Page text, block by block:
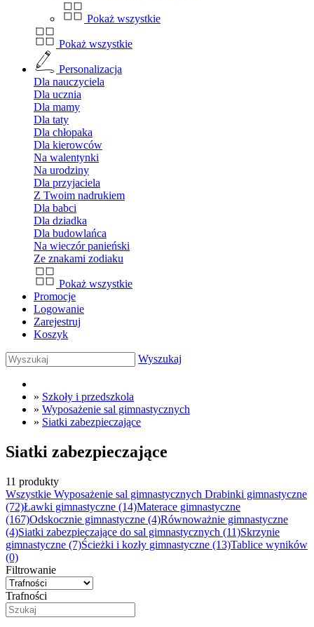
Pokaż wszystkie
Pokaż wszystkie
Personalizacja
Dla nauczyciela
Dla ucznia
Dla mamy
Dla taty
Dla chłopaka
Dla kierowców
Na walentynki
Na urodziny
Dla przyjaciela
Z Twoim nadrukiem
Dla babci
Dla dziadka
Dla budowlańca
Na wieczór panieński
Ze znakami zodiaku
Pokaż wszystkie
Promocje
Logowanie
Zarejestruj
Koszyk
Wyszukaj
» Szkoły i przedszkola
» Wyposażenie sal gimnastycznych
» Siatki zabezpieczające
Siatki zabezpieczające
11 produkty
Wszystkie Wyposażenie sal gimnastycznych Drabinki gimnastyczne
(72)Ławki gimnastyczne (14)Materace gimnastyczne
(167)Odskocznie gimnastyczne (4)Równoważnie gimnastyczne
(4)Siatki zabezpieczające do sal gimnastycznych (11)Skrzynie
gimnastyczne (7)Ścieżki i kozły gimnastyczne (13)Tablice wyników
(0)
Filtrowanie
Trafności